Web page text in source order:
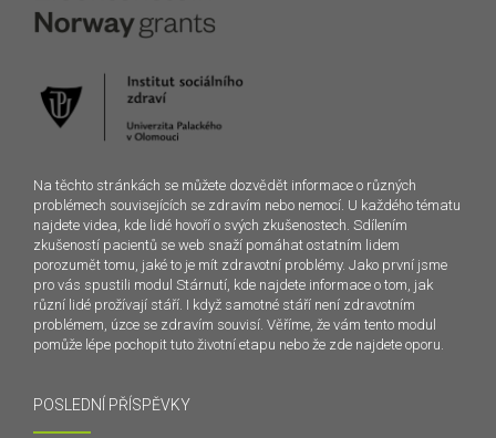
Na těchto stránkách se můžete dozvědět informace o různých
problémech souvisejících se zdravím nebo nemocí. U každého tématu
najdete videa, kde lidé hovoří o svých zkušenostech. Sdílením
zkušeností pacientů se web snaží pomáhat ostatním lidem
porozumět tomu, jaké to je mít zdravotní problémy. Jako první jsme
pro vás spustili modul Stárnutí, kde najdete informace o tom, jak
různí lidé prožívají stáří. I když samotné stáří není zdravotním
problémem, úzce se zdravím souvisí. Věříme, že vám tento modul
pomůže lépe pochopit tuto životní etapu nebo že zde najdete oporu.
POSLEDNÍ PŘÍSPĚVKY